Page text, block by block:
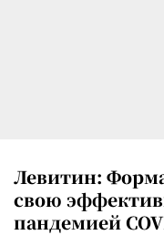
Левитин:
свою
пандемией